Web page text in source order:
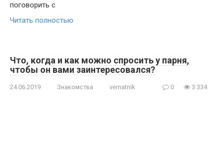
поговорить с
Читать полностью
Что, когда и как можно спросить у парня,
чтобы он вами заинтересовался?
24.06.2019 Знакомства vernatnik 0 3 334